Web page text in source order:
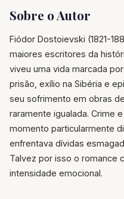
Sobre o Autor
Fiódor Dostoievski (1821-
maiores escritores da
viveu uma vida marcada
prisão, exílio na Sibéria e
seu sofrimento em obras
raramente igualada. Crime
momento particularmente
enfrentava dívidas
Talvez por isso o romance
intensidade emocional.